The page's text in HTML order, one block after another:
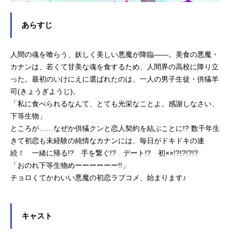
あらすじ
人間の魂を喰らう、妖しく美しい悪魔が降臨――。美食の悪魔・
カナンは、若くて甘美な魂を食するため、人間界の高校に降り立
った。最初のいけにえに選ばれたのは、一人の男子生徒・供犠羊
司(きょうぎようじ)。
「私に食べられるなんて、とても光栄なことよ。感謝しなさい、
下等生物」
ところが……なぜか供犠クンと恋人契約を結ぶことに!? 数千年生
きて初恋も未経験の純情なカナンには、毎日がドキドキの連
続！ 一緒に帰る!? 手を繋ぐ!? デート!? 初××!?!?!?!?
「おのれ下等生物めーーーーーー!!」
チョロくてかわいい悪魔の初恋ラブコメ、始まります♪
キャスト